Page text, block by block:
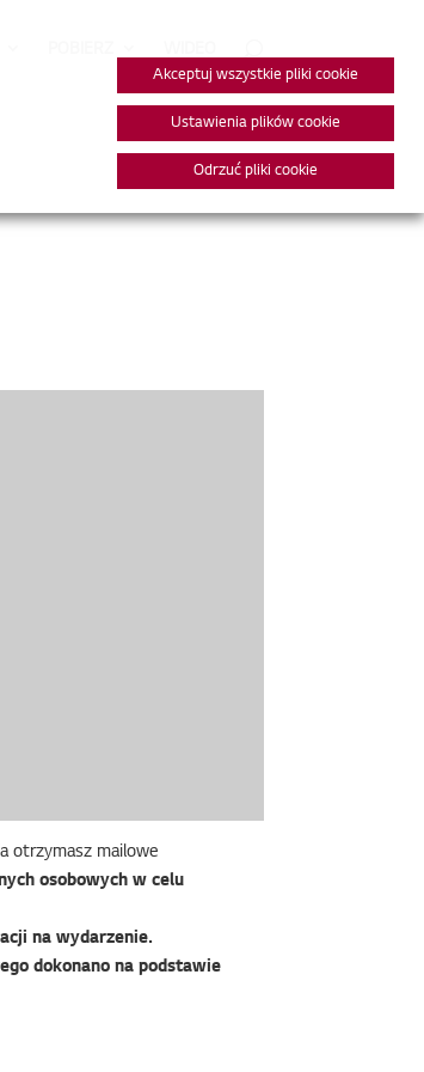
otrzymasz mailowe
osobowych w celu
na wydarzenie.
dokonano na podstawie
Akceptuj wszystkie pliki cookie
Ustawienia plików cookie
Odrzuć pliki cookie